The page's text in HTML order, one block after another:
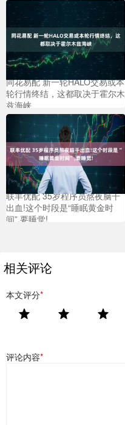
同花易配 新一轮HALO交易或本
轮行情终结，这都取决于霍尔木
兹海峡
联丰优配 35岁程序员熬夜脑干
出血!这个时段是“睡眠黄金时
间”,要睡觉!
相关评论
本文评分*
评论内容*